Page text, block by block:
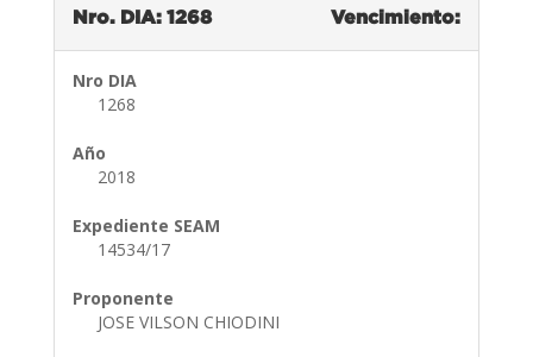
Nro. DIA: 1268 Vencimiento:
Nro DIA
1268
Año
2018
Expediente SEAM
14534/17
Proponente
JOSE VILSON CHIODINI